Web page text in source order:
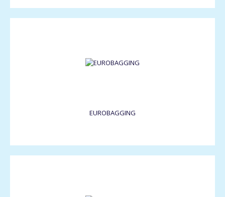
EUROBAGGING